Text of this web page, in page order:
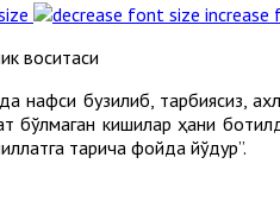
increase
нафси бузилиб, тарбиясиз,
бўлмаган кишилар ҳақни
тариқча фойда йўқдур”.